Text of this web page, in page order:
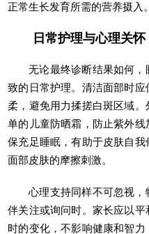
正常生长发育所需的营养摄入。
日常护理与心理关怀
无论最终诊断结果如何
致的日常护理。清洁面部时
柔，避免用力揉搓白斑区域
单的儿童防晒霜，防止紫外
保充足睡眠，有助于皮肤自
面部皮肤的摩擦刺激。
心理支持同样不可忽视
伴关注或询问时。家长应以
时的变化，不影响健康和智